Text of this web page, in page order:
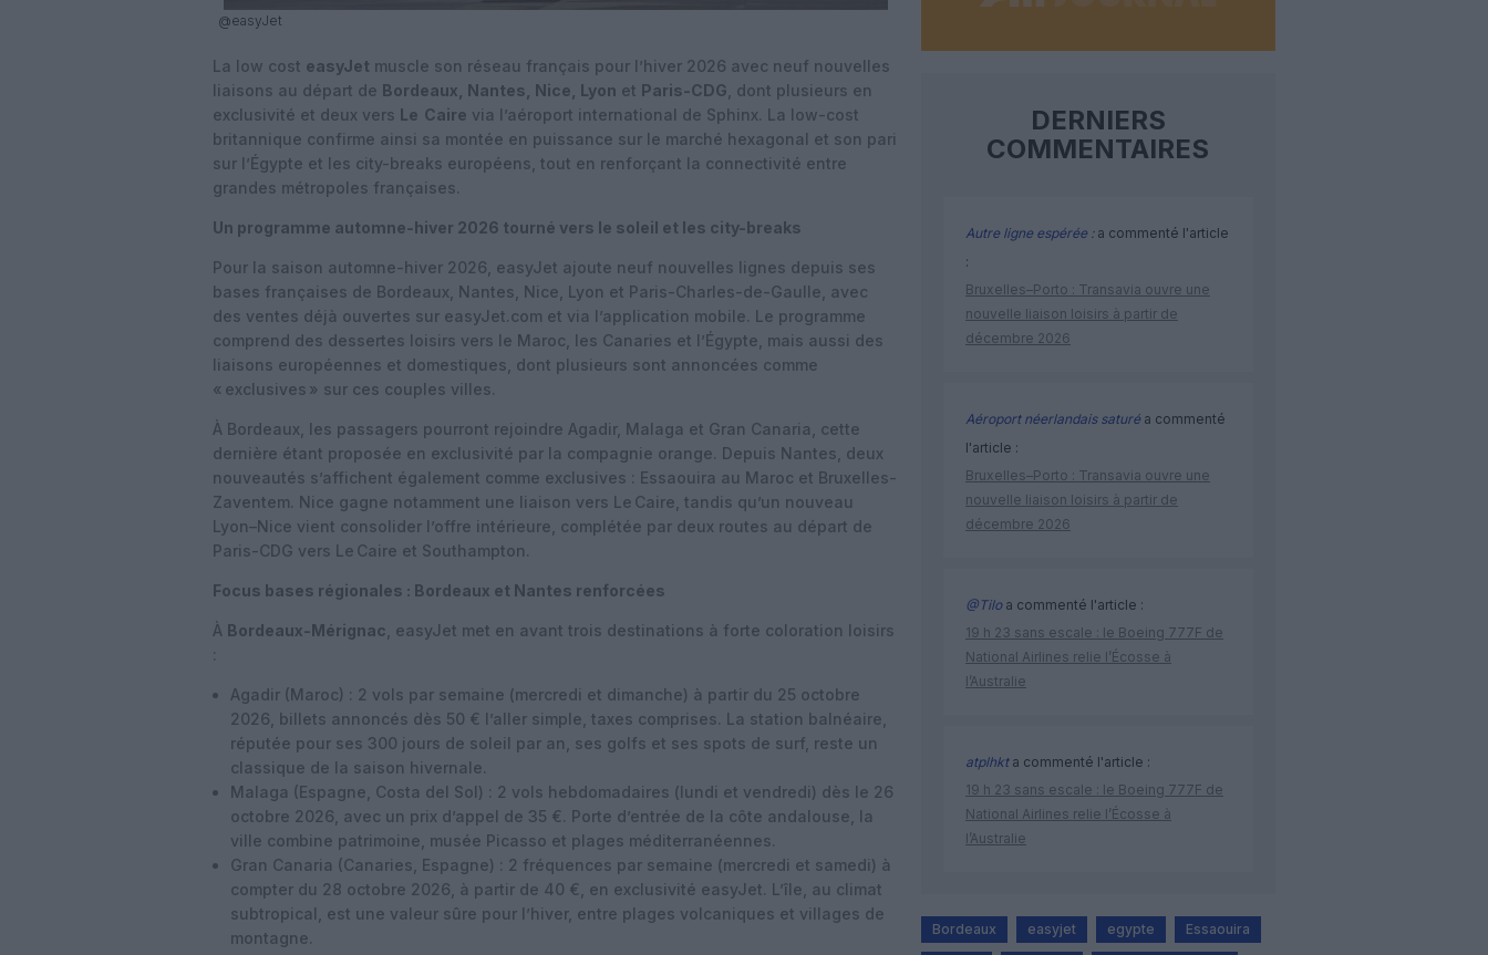
@easyJet
La low cost easyJet muscle son réseau français pour l’hiver 2026 avec neuf nouvelles
liaisons au départ de Bordeaux, Nantes, Nice, Lyon et Paris-CDG , dont plusieurs en
exclusivité et deux vers Le Caire via l’aéroport international de Sphinx. La low-cost
britannique confirme ainsi sa montée en puissance sur le marché hexagonal et son pari
sur l’Égypte et les city-breaks européens, tout en renforçant la connectivité entre
grandes métropoles françaises.
Un programme automne-hiver 2026 tourné vers le soleil et les city-breaks
Pour la saison automne-hiver 2026, easyJet ajoute neuf nouvelles lignes depuis ses
bases françaises de Bordeaux, Nantes, Nice, Lyon et Paris-Charles-de-Gaulle, avec
des ventes déjà ouvertes sur easyJet.com et via l’application mobile. Le programme
comprend des dessertes loisirs vers le Maroc, les Canaries et l’Égypte, mais aussi des
liaisons européennes et domestiques, dont plusieurs sont annoncées comme
« exclusives » sur ces couples villes.
À Bordeaux, les passagers pourront rejoindre Agadir, Malaga et Gran Canaria, cette
dernière étant proposée en exclusivité par la compagnie orange. Depuis Nantes, deux
nouveautés s’affichent également comme exclusives : Essaouira au Maroc et Bruxelles-
Zaventem. Nice gagne notamment une liaison vers Le Caire, tandis qu’un nouveau
Lyon–Nice vient consolider l’offre intérieure, complétée par deux routes au départ de
Paris-CDG vers Le Caire et Southampton.
Focus bases régionales : Bordeaux et Nantes renforcées
À Bordeaux-Mérignac , easyJet met en avant trois destinations à forte coloration loisirs
:
Agadir (Maroc) : 2 vols par semaine (mercredi et dimanche) à partir du 25 octobre
2026, billets annoncés dès 50 € l’aller simple, taxes comprises. La station balnéaire,
réputée pour ses 300 jours de soleil par an, ses golfs et ses spots de surf, reste un
classique de la saison hivernale.
Malaga (Espagne, Costa del Sol) : 2 vols hebdomadaires (lundi et vendredi) dès le 26
octobre 2026, avec un prix d’appel de 35 €. Porte d’entrée de la côte andalouse, la
ville combine patrimoine, musée Picasso et plages méditerranéennes.
Gran Canaria (Canaries, Espagne) : 2 fréquences par semaine (mercredi et samedi) à
compter du 28 octobre 2026, à partir de 40 €, en exclusivité easyJet. L’île, au climat
subtropical, est une valeur sûre pour l’hiver, entre plages volcaniques et villages de
montagne.
DERNIERS
COMMENTAIRES
Autre ligne espérée :a commenté l'article
:
Bruxelles–Porto : Transavia ouvre une
nouvelle liaison loisirs à partir de
décembre 2026
Aéroport néerlandais saturéa commenté
l'article :
Bruxelles–Porto : Transavia ouvre une
nouvelle liaison loisirs à partir de
décembre 2026
@Tiloa commenté l'article :
19 h 23 sans escale : le Boeing 777F de
National Airlines relie l’Écosse à
l’Australie
atplhkta commenté l'article :
19 h 23 sans escale : le Boeing 777F de
National Airlines relie l’Écosse à
l’Australie
Bordeaux easyjet egypte Essaouira